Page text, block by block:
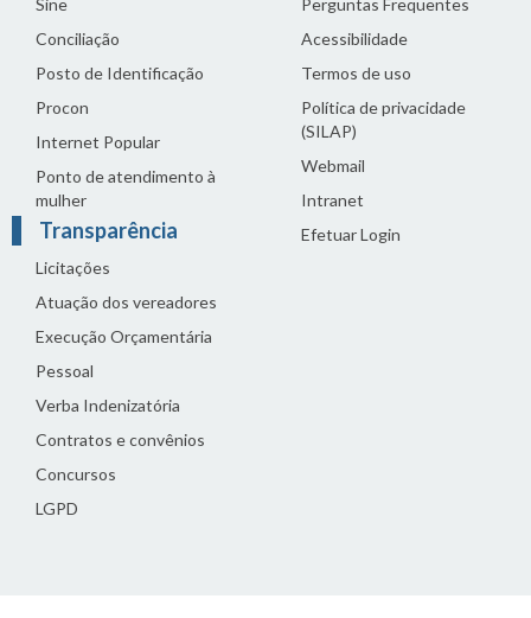
Sine
Conciliação
Posto de Identificação
Procon
Internet Popular
Ponto de atendimento à
mulher
Transparência
Licitações
Atuação dos vereadores
Execução Orçamentária
Pessoal
Verba Indenizatória
Contratos e convênios
Concursos
LGPD
Perguntas Frequentes
Acessibilidade
Termos de uso
Política de privacidade
(SILAP)
Webmail
Intranet
Efetuar Login